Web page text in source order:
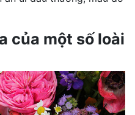
của một số loài